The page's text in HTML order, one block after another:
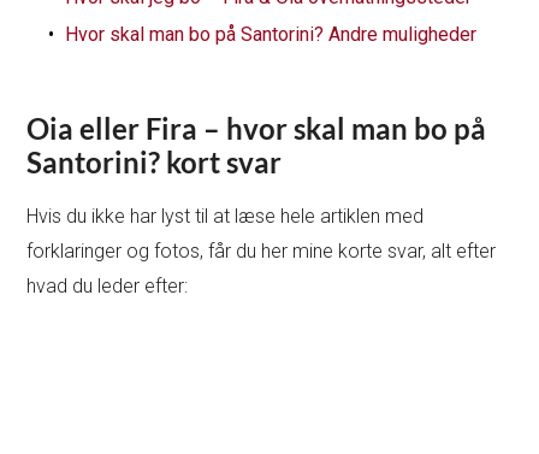
Hvor skal man bo på Santorini? Andre muligheder
Oia eller Fira – hvor skal man bo på
Santorini? kort svar
Hvis du ikke har lyst til at læse hele artiklen med
forklaringer og fotos, får du her mine korte svar, alt efter
hvad du leder efter: